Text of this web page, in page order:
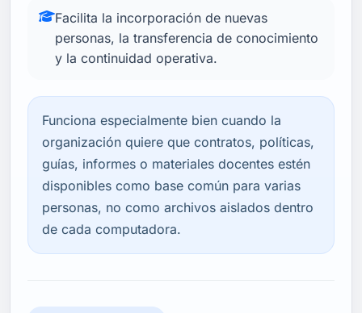
Facilita la incorporación de nuevas
personas, la transferencia de conocimiento
y la continuidad operativa.
Funciona especialmente bien cuando la
organización quiere que contratos, políticas,
guías, informes o materiales docentes estén
disponibles como base común para varias
personas, no como archivos aislados dentro
de cada computadora.